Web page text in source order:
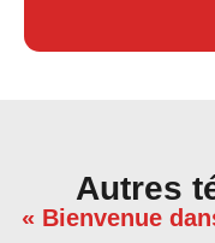
Autres
« Bienvenue